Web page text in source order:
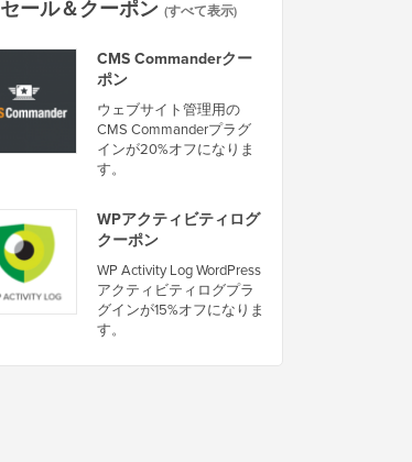
セール＆クーポン (すべて表示)
CMS Commanderクー
ポン
ウェブサイト管理用の
CMS Commanderプラグ
インが20%オフになりま
す。
WPアクティビティログ
クーポン
WP Activity Log WordPress
アクティビティログプラ
グインが15%オフになりま
す。